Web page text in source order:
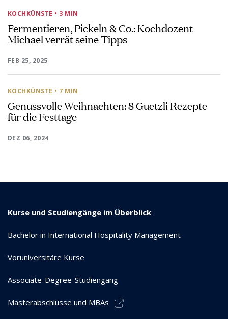
KOCHKÜNSTE • 3 MIN
Fermentieren, Pickeln & Co.: Kochdozent
Michael verrät seine Tipps
FEB 25, 2025
KOCHKÜNSTE • 7 MIN
Genussvolle Weihnachten: 8 Guetzli Rezepte
für die Festtage
DEZ 06, 2024
Kurse und Studiengänge im Überblick
Bachelor in International Hospitality Management
Voruniversitäre Kurse
Associate-Degree-Studiengang
Masterabschlüsse und MBAs